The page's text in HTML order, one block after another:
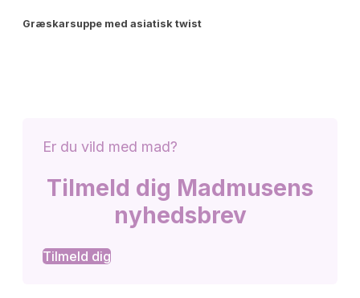
Græskarsuppe med asiatisk twist
Er du vild med mad?
Tilmeld dig Madmusens
nyhedsbrev
Tilmeld dig